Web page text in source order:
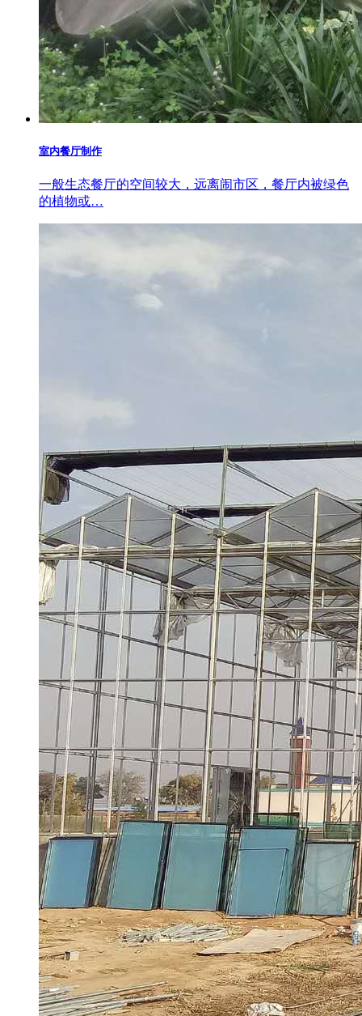
室内餐厅制作
一般生态餐厅的空间较大，远离闹市区，餐厅内被绿色
的植物或…